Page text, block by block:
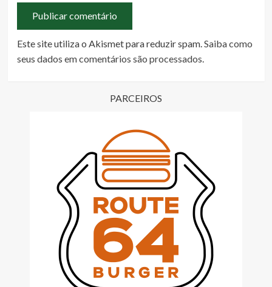
Este site utiliza o Akismet para reduzir spam.Saiba como
seus dados em comentários são processados.
PARCEIROS